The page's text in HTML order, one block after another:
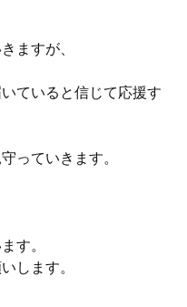
ますが、
ていると信じて応援す
っていきます。
す。
します。